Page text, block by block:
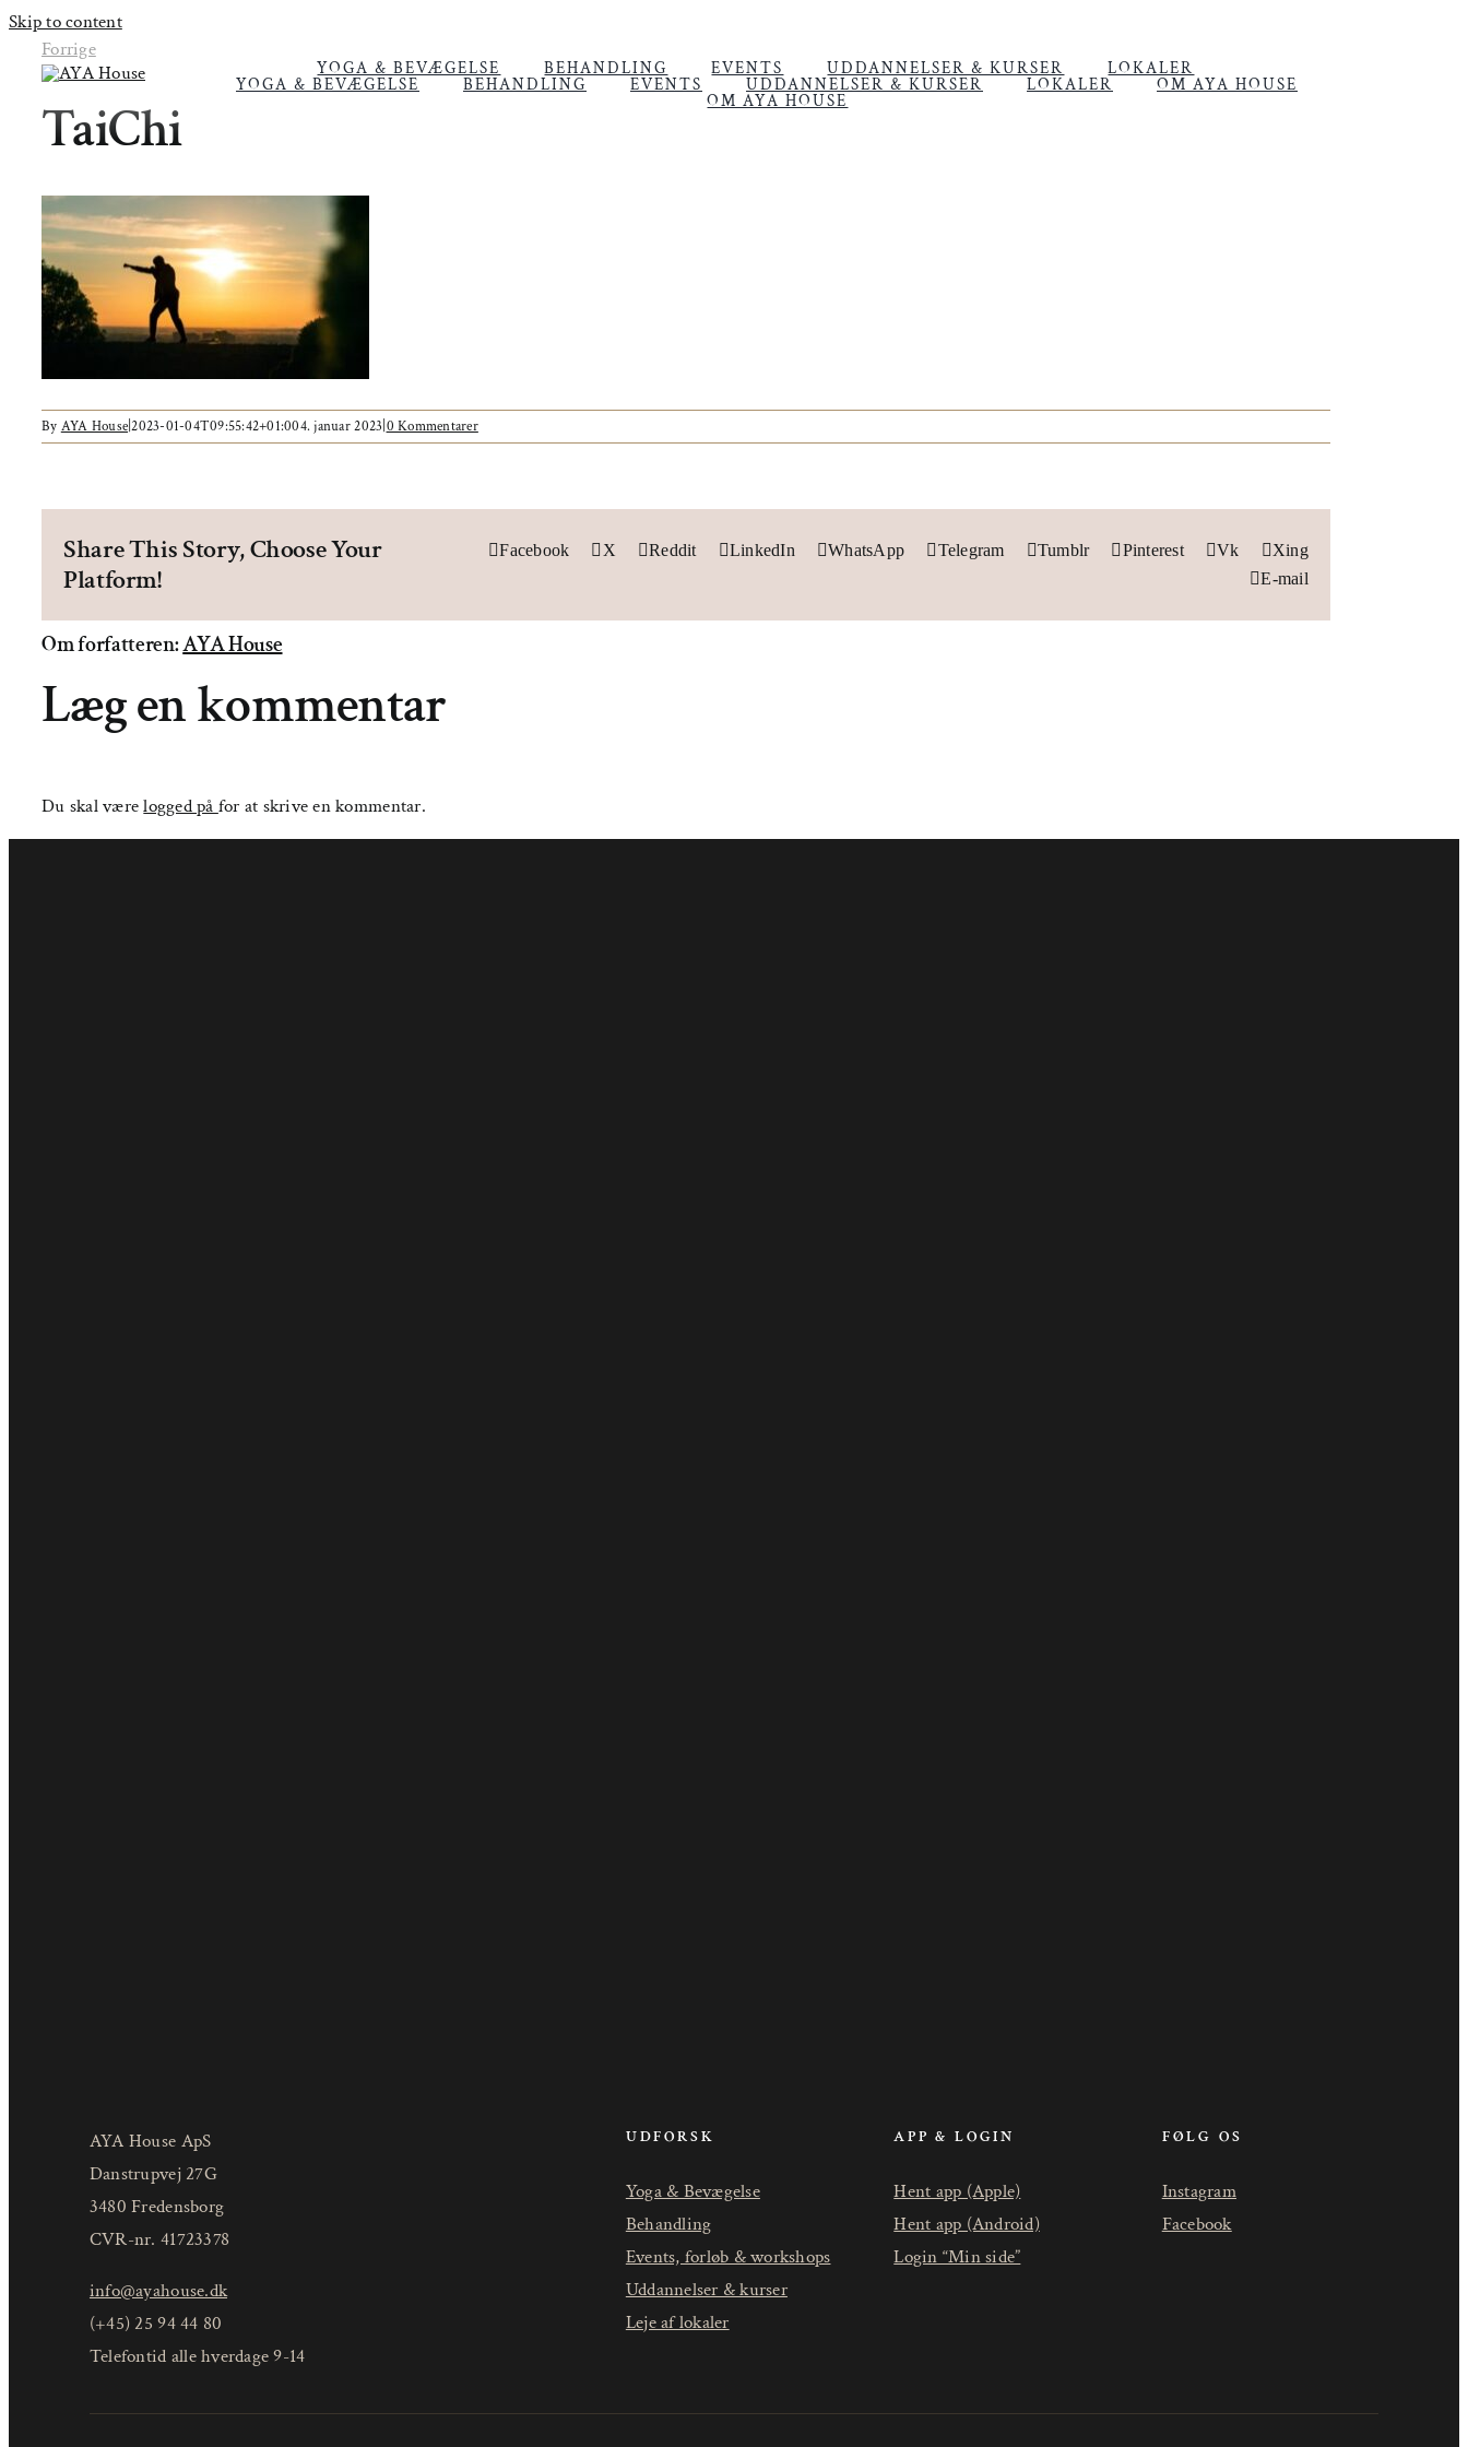
Skip to content
YOGA & BEVÆGELSE BEHANDLING EVENTS UDDANNELSER & KURSER
LOKALER
OM AYA HOUSE
YOGA & BEVÆGELSE BEHANDLING EVENTS UDDANNELSER & KURSER LOKALER OM AYA HOUSE
Forrige
TaiChi
By AYA House|2023-01-04T09:55:42+01:004. januar 2023 0 Kommentarer
Share This Story, Choose Your
Platform!
Facebook X Reddit LinkedIn WhatsApp Telegram Tumblr Pinterest Vk
Xing
E-mail
Om forfatteren:AYA House
Læg en kommentar
Du skal værelogged på for at skrive en kommentar.
AYA House ApS
Danstrupvej 27G
3480 Fredensborg
CVR-nr. 41723378
info@ayahouse.dk
(+45) 25 94 44 80
Telefontid alle hverdage 9-14
UDFORSK
Yoga & Bevægelse
Behandling
Events, forløb & workshops
Uddannelser & kurser
Leje af lokaler
APP & LOGIN
Hent app (Apple)
Hent app (Android)
Login “Min side”
FØLG OS
Instagram
Facebook